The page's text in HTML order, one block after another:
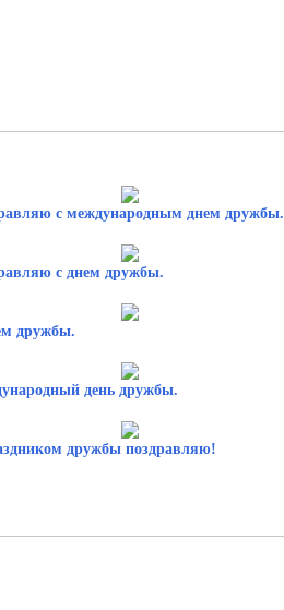
с международным днем дружбы.
с днем дружбы.
дружбы.
день дружбы.
дружбы поздравляю!